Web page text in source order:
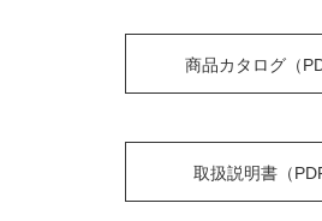
商品カタログ（
取扱説明書（